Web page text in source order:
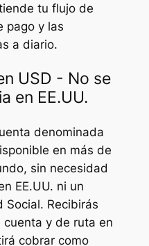
tu flujo de
pago y las
a diario.
USD - No se
en EE.UU.
denominada
en más de
sin necesidad
EE.UU. ni un
Social. Recibirás
y de ruta en
cobrar como